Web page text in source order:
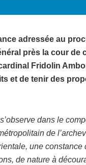
adressée au
près la cour
Fridolin
et de tenir des
dans le
de
une
de nature à